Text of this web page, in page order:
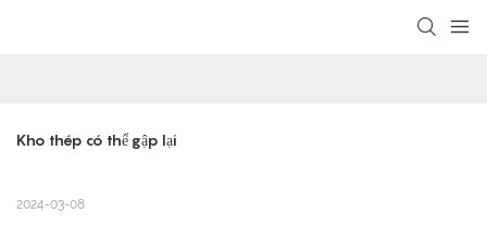
Kho thép có thể gập lại
2024-03-08